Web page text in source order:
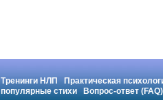
Тренинги НЛП
Практическая
популярные стихи
Вопрос-ответ (FAQ)